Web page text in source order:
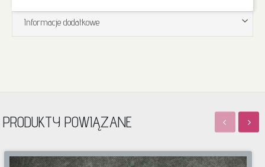
Informacje dodatkowe
PRODUKTY POWIĄZANE